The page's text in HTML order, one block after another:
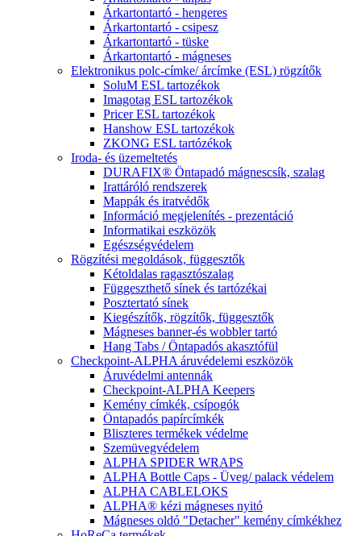
Árkartontartó - hengeres
Árkartontartó - csipesz
Árkartontartó - tüske
Árkartontartó - mágneses
Elektronikus polc-címke/ árcímke (ESL) rögzítők
SoluM ESL tartozékok
Imagotag ESL tartozékok
Pricer ESL tartozékok
Hanshow ESL tartozékok
ZKONG ESL tartózékok
Iroda- és üzemeltetés
DURAFIX® Öntapadó mágnescsík, szalag
Irattáróló rendszerek
Mappák és iratvédők
Információ megjelenítés - prezentáció
Informatikai eszközök
Egészségvédelem
Rögzítési megoldások, függesztők
Kétoldalas ragasztószalag
Függeszthető sínek és tartózékai
Posztertató sínek
Kiegészítők, rögzítők, függesztők
Mágneses banner-és wobbler tartó
Hang Tabs / Öntapadós akasztófül
Checkpoint-ALPHA áruvédelemi eszközök
Áruvédelmi antennák
Checkpoint-ALPHA Keepers
Kemény címkék, csípogók
Öntapadós papírcímkék
Bliszteres termékek védelme
Szemüvegvédelem
ALPHA SPIDER WRAPS
ALPHA Bottle Caps - Üveg/ palack védelem
ALPHA CABLELOKS
ALPHA® kézi mágneses nyitó
Mágneses oldó "Detacher" kemény címkékhez